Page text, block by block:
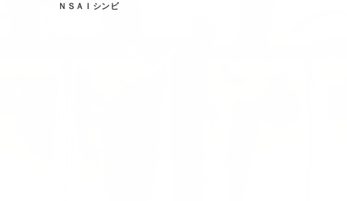
ＮＳＡＩシンビ